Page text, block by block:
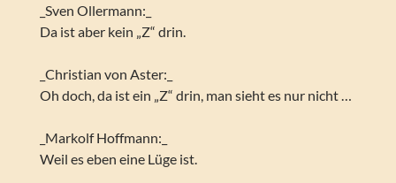
_Sven Ollermann:_
Da ist aber kein „Z“ drin.
_Christian von Aster:_
Oh doch, da ist ein „Z“ drin, man sieht es nur nicht …
_Markolf Hoffmann:_
Weil es eben eine Lüge ist.